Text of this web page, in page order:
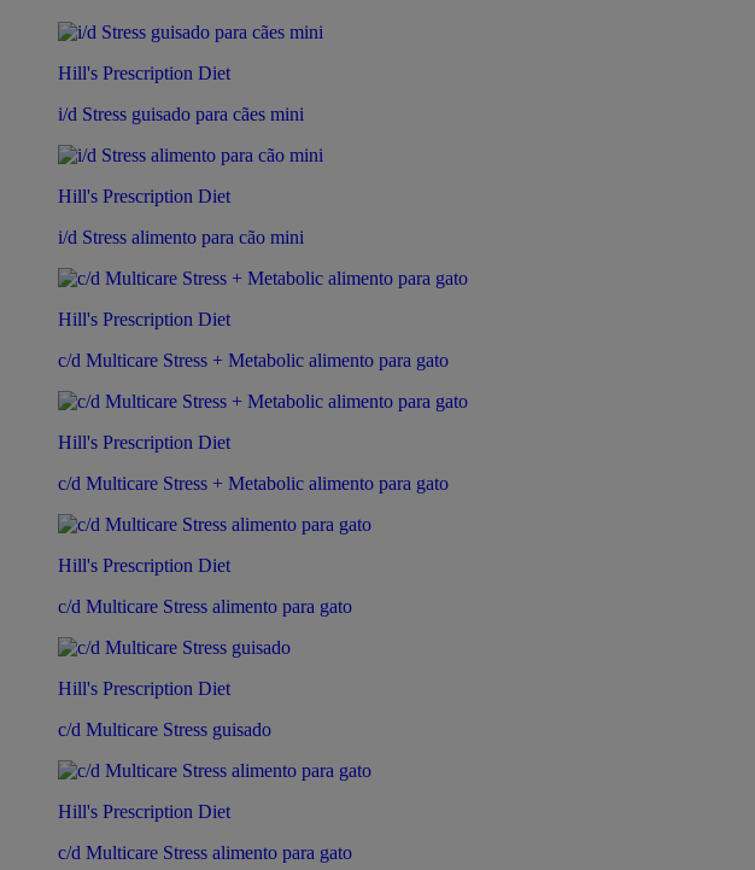
Hill's Prescription Diet
i/d Stress guisado para cães mini
Hill's Prescription Diet
i/d Stress alimento para cão mini
Hill's Prescription Diet
c/d Multicare Stress + Metabolic alimento para gato
Hill's Prescription Diet
c/d Multicare Stress + Metabolic alimento para gato
Hill's Prescription Diet
c/d Multicare Stress alimento para gato
Hill's Prescription Diet
c/d Multicare Stress guisado
Hill's Prescription Diet
c/d Multicare Stress alimento para gato